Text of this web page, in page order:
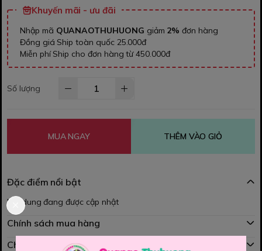
Khuyến mãi - ưu đãi
Nhập mã QUANAOTHUHUONG giảm 2% đơn hàng
Đồng giá Ship toàn quốc 25.000đ
Miễn phí Ship cho đơn hàng từ 450.000đ
Số lượng
MUA NGAY THÊM VÀO GIỎ
Đặc điểm nổi bật
Nội dung đang được cập nhật
Chính sách mua hàng
Chính sách đổi hàng